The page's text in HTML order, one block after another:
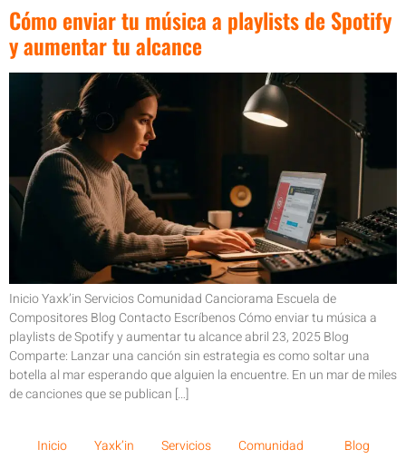
Cómo enviar tu música a playlists de Spotify
y aumentar tu alcance
Inicio Yaxk’in Servicios Comunidad Canciorama Escuela de
Compositores Blog Contacto Escríbenos Cómo enviar tu música a
playlists de Spotify y aumentar tu alcance abril 23, 2025 Blog
Comparte: Lanzar una canción sin estrategia es como soltar una
botella al mar esperando que alguien la encuentre. En un mar de miles
de canciones que se publican […]
Inicio Yaxk’in Servicios Comunidad Blog